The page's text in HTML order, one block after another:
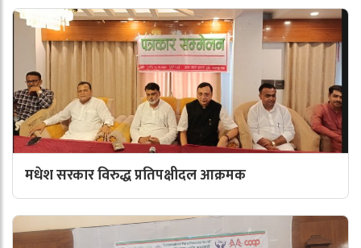
मधेश सरकार विरुद्ध प्रतिपक्षीदल आक्रमक